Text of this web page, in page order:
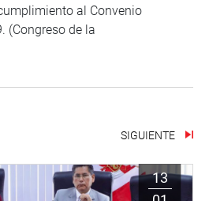
al Convenio
(Congreso de la
SIGUIENTE
13